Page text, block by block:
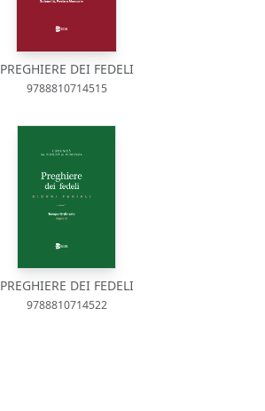
PREGHIERE DEI FEDELI
9788810714515
PREGHIERE DEI FEDELI
9788810714522